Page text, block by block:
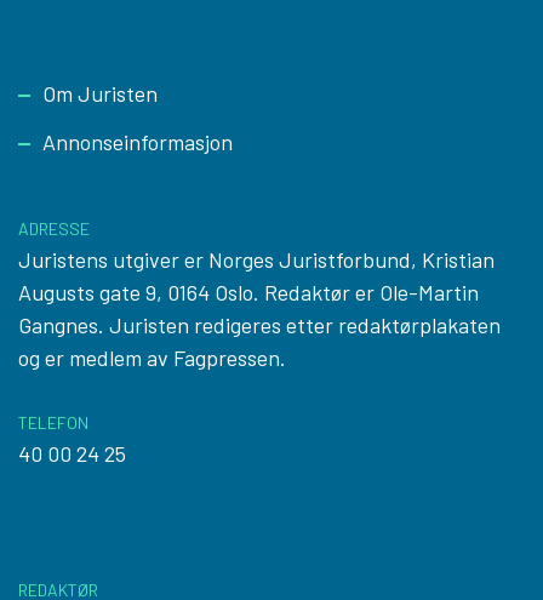
Footer
Om Juristen
Annonseinformasjon
ADRESSE
Juristens utgiver er Norges Juristforbund, Kristian
Augusts gate 9, 0164 Oslo. Redaktør er Ole-Martin
Gangnes. Juristen redigeres etter redaktørplakaten
og er medlem av Fagpressen.
TELEFON
40 00 24 25
REDAKTØR